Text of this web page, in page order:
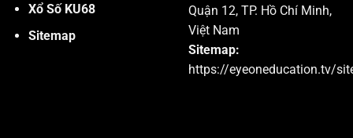
Xổ Số KU68
Sitemap
Quận 12, TP. Hồ Chí Minh,
Việt Nam
Sitemap:
https://eyeoneducation.tv/